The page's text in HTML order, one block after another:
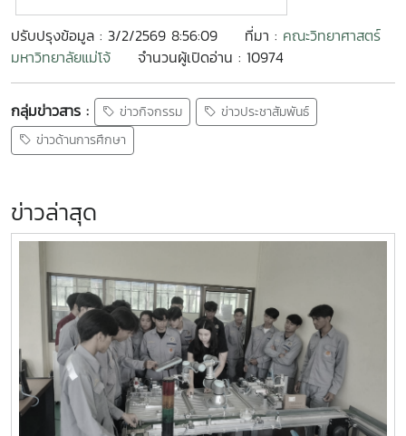
ปรับปรุงข้อมูล : 3/2/2569 8:56:09 ที่มา : คณะวิทยาศาสตร์
มหาวิทยาลัยแม่โจ้
จำนวนผู้เปิดอ่าน : 10974
กลุ่มข่าวสาร : ข่าวกิจกรรม
ข่าวประชาสัมพันธ์
ข่าวด้านการศึกษา
ข่าวล่าสุด